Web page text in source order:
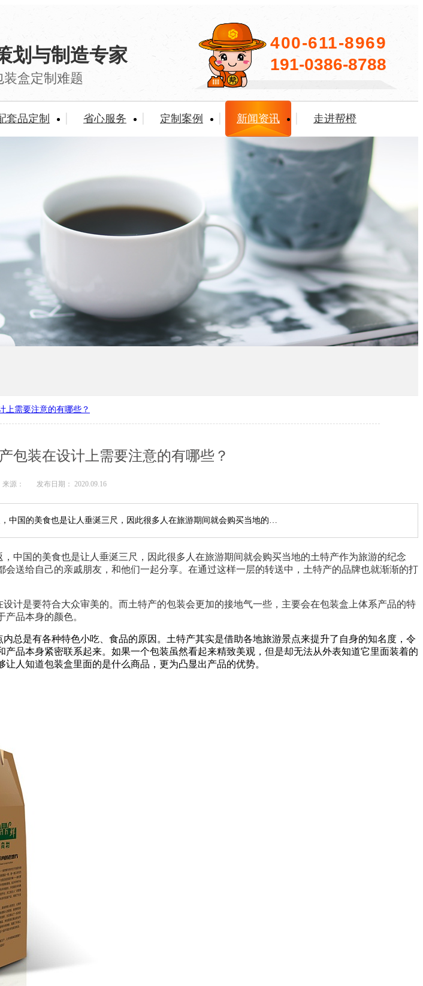
划与制造专家
盒定制难题
400-611-8969
191-0386-8788
套品定制 省心服务 定制案例 新闻资讯 走进帮橙
上需要注意的有哪些？
包装在设计上需要注意的有哪些？
来源： 发布日期： 2020.09.16
中国的美食也是让人垂涎三尺，因此很多人在旅游期间就会购买当地的…
国的美食也是让人垂涎三尺，因此很多人在旅游期间就会购买当地的土特产作为旅游的纪念
送给自己的亲戚朋友，和他们一起分享。在通过这样一层的转送中，土特产的品牌也就渐渐的打
是要符合大众审美的。而土特产的包装会更加的接地气一些，主要会在包装盒上体系产品的特
品本身的颜色。
是有各种特色小吃、食品的原因。土特产其实是借助各地旅游景点来提升了自身的知名度，令
品本身紧密联系起来。如果一个包装虽然看起来精致美观，但是却无法从外表知道它里面装着的
人知道包装盒里面的是什么商品，更为凸显出产品的优势。